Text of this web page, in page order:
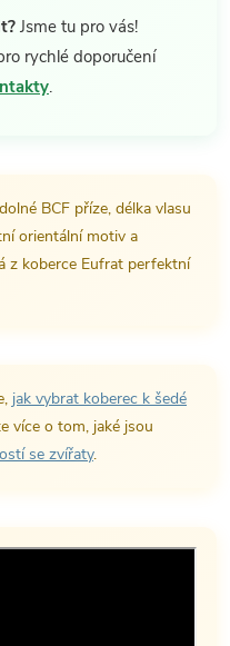
Jsme tu pro vás!
rychlé doporučení
.
BCF příze, délka vlasu
orientální motiv a
z koberce Eufrat perfektní
jak vybrat koberec k šedé
více o tom, jaké jsou
se zvířaty.